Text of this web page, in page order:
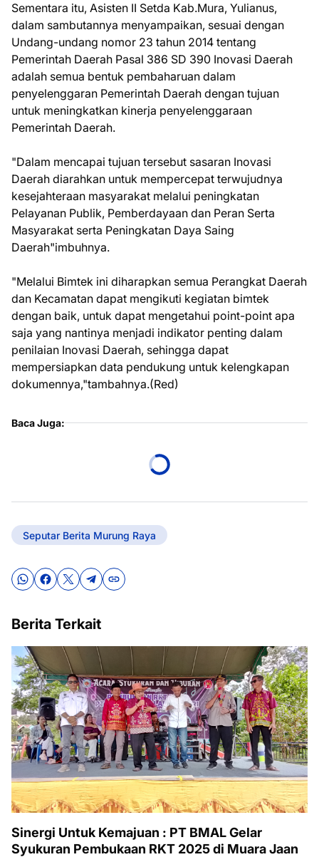
Sementara itu, Asisten II Setda Kab.Mura, Yulianus,
dalam sambutannya menyampaikan, sesuai dengan
Undang-undang nomor 23 tahun 2014 tentang
Pemerintah Daerah Pasal 386 SD 390 Inovasi Daerah
adalah semua bentuk pembaharuan dalam
penyelenggaran Pemerintah Daerah dengan tujuan
untuk meningkatkan kinerja penyelenggaraan
Pemerintah Daerah.
"Dalam mencapai tujuan tersebut sasaran Inovasi
Daerah diarahkan untuk mempercepat terwujudnya
kesejahteraan masyarakat melalui peningkatan
Pelayanan Publik, Pemberdayaan dan Peran Serta
Masyarakat serta Peningkatan Daya Saing
Daerah"imbuhnya.
"Melalui Bimtek ini diharapkan semua Perangkat Daerah
dan Kecamatan dapat mengikuti kegiatan bimtek
dengan baik, untuk dapat mengetahui point-point apa
saja yang nantinya menjadi indikator penting dalam
penilaian Inovasi Daerah, sehingga dapat
mempersiapkan data pendukung untuk kelengkapan
dokumennya,"tambahnya.(Red)
Baca Juga:
Seputar Berita Murung Raya
Berita Terkait
Sinergi Untuk Kemajuan : PT BMAL Gelar
Syukuran Pembukaan RKT 2025 di Muara Jaan